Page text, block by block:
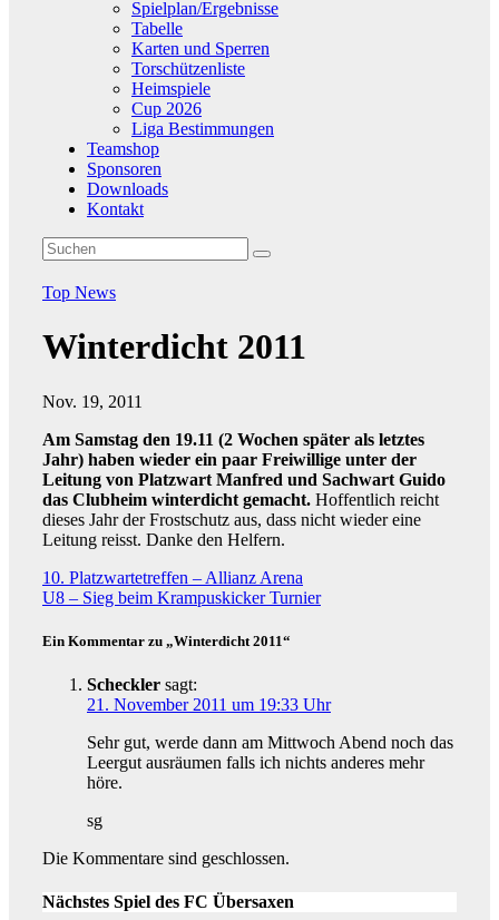
Spielplan/Ergebnisse
Tabelle
Karten und Sperren
Torschützenliste
Heimspiele
Cup 2026
Liga Bestimmungen
Teamshop
Sponsoren
Downloads
Kontakt
Top News
Winterdicht 2011
Nov. 19, 2011
Am Samstag den 19.11 (2 Wochen später als letztes
Jahr) haben wieder ein paar Freiwillige unter der
Leitung von Platzwart Manfred und Sachwart Guido
das Clubheim winterdicht gemacht. Hoffentlich reicht
dieses Jahr der Frostschutz aus, dass nicht wieder eine
Leitung reisst. Danke den Helfern.
Beitragsnavigation
10. Platzwartetreffen – Allianz Arena
U8 – Sieg beim Krampuskicker Turnier
Ein Kommentar zu „Winterdicht 2011“
Scheckler sagt:
21. November 2011 um 19:33 Uhr
Sehr gut, werde dann am Mittwoch Abend noch das
Leergut ausräumen falls ich nichts anderes mehr
höre.
sg
Die Kommentare sind geschlossen.
Nächstes Spiel des FC Übersaxen